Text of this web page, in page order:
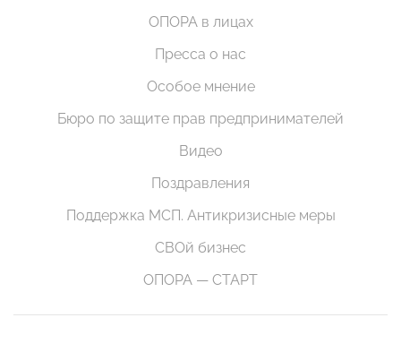
ОПОРА в лицах
Пресса о нас
Особое мнение
Бюро по защите прав предпринимателей
Видео
Поздравления
Поддержка МСП. Антикризисные меры
СВОй бизнес
ОПОРА — СТАРТ